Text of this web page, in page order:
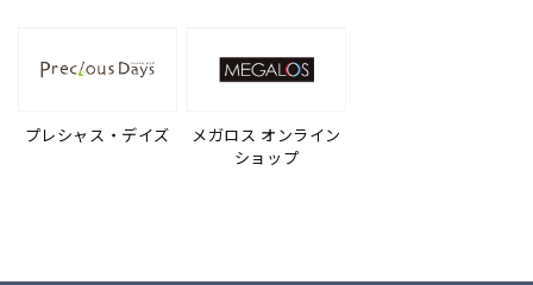
プレシャス・デイズ
メガロス オンライン
ショップ